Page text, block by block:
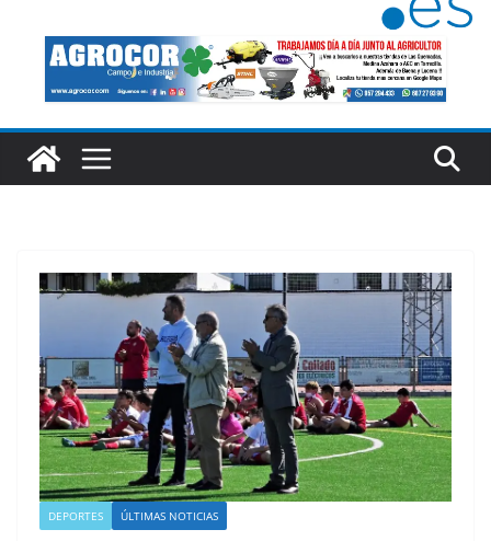
DEPORTES ÚLTIMAS NOTICIAS